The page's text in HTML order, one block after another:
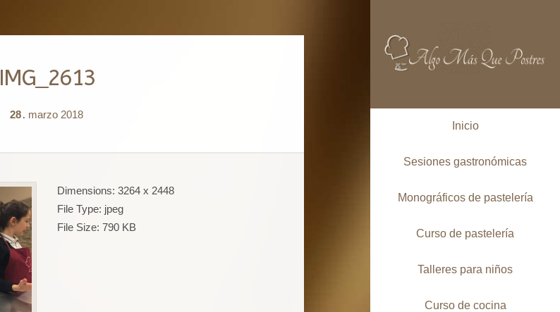
Inicio
Sesiones gastronómicas
Monográficos de pastelería
Curso de pastelería
Talleres para niños
Curso de cocina
IMG_2613
28 . marzo 2018
Dimensions: 3264 x 2448
File Type: jpeg
File Size: 790 KB